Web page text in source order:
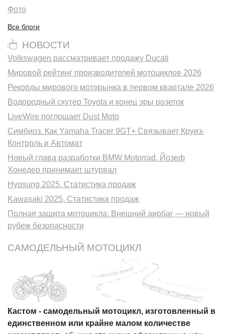
Фото
Все блоги
НОВОСТИ
Volkswagen рассматривает продажу Ducati
Мировой рейтинг производителей мотоциклов 2026
Рекорды мирового моторынка в первом квартале 2026
Водородный скутер Toyota и конец эры розеток
LiveWire поглощает Dust Moto
Симбиоз. Как Yamaha Tracer 9GT+ Связывает Круиз-
Контроль и Автомат
Новый глава разработки BMW Motorrad. Йозеф
Хонедер принимает штурвал
Hyosung 2025. Статистика продаж
Kawasaki 2025. Статистика продаж
Полная защита мотоцикла: Внешний аирбаг — новый
рубеж безопасности
САМОДЕЛЬНЫЙ МОТОЦИКЛ
Кастом - самодельный мотоцикл, изготовленный в
единственном или крайне малом количестве